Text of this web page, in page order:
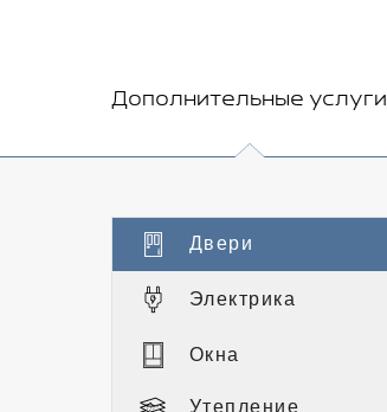
Дополнительные услуги
Двери
Электрика
Окна
Утепление